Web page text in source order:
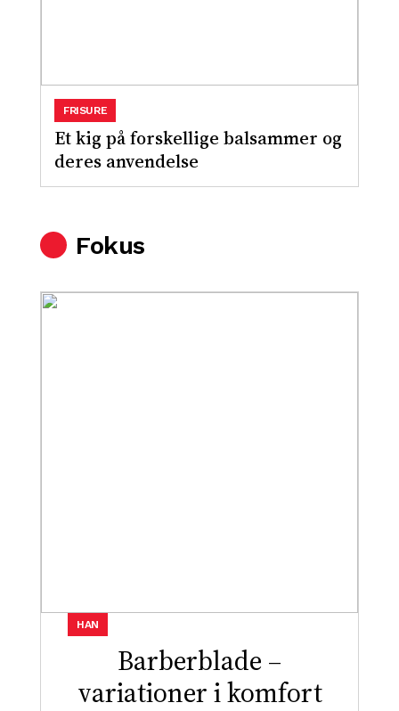
Et kig på forskellige balsammer og
deres anvendelse
FRISURE
Fokus
Barberblade –
variationer i komfort
HAN